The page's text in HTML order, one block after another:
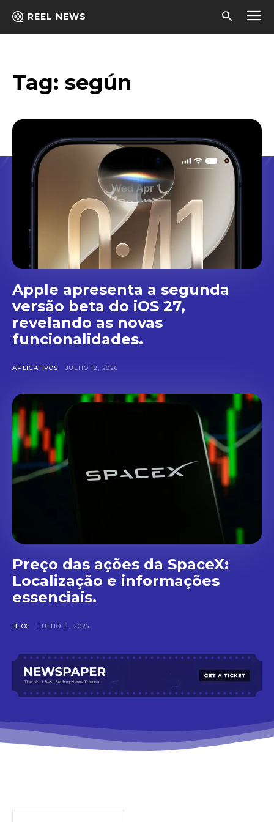
REEL NEWS
Tag: según
Apple apresenta a segunda
versão beta do iOS 27,
revelando as novas
funcionalidades.
APLICATIVOS JULHO 12, 2026
Preço das ações da SpaceX:
Localização e informações
essenciais.
BLOG JULHO 11, 2026